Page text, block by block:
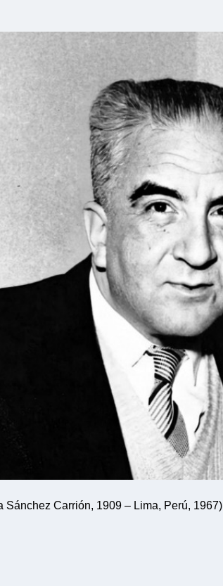
Sánchez Carrión, 1909 – Lima, Perú, 1967)